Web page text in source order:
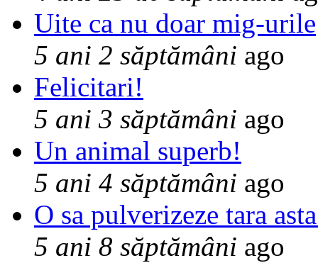
Uite ca nu doar mig-urile
5 ani 2 săptămâni ago
Felicitari!
5 ani 3 săptămâni ago
Un animal superb!
5 ani 4 săptămâni ago
O sa pulverizeze tara
5 ani 8 săptămâni ago